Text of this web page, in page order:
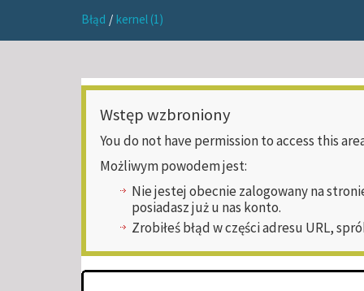
Błąd / kernel (1)
Wstęp wzbroniony
You do not have permission to access this
Możliwym powodem jest:
Nie jestej obecnie zalogowany na
posiadasz już u nas konto.
Zrobiłeś błąd w części adresu URL,